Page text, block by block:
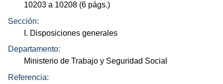
10203 a 10208 (6 págs.)
Sección:
I. Disposiciones generales
Departamento:
Ministerio de Trabajo y Seguridad Social
Referencia: